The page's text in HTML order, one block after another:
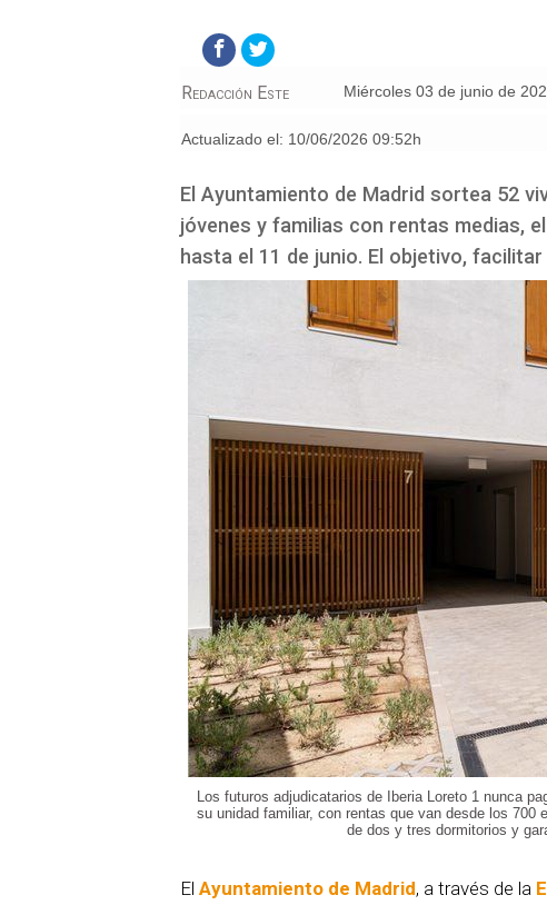
miércoles 03 de junio de
Redacción Este
Actualizado el: 10/06/2026 09:52h
El Ayuntamiento de Madrid sortea 52
jóvenes y familias con rentas medias,
hasta el 11 de junio. El objetivo,
Los futuros adjudicatarios de Iberia Loreto 1 nunca
su unidad familiar, con rentas que van desde los 700
de dos y tres dormitorios y
El Ayuntamiento de Madrid, a través de la